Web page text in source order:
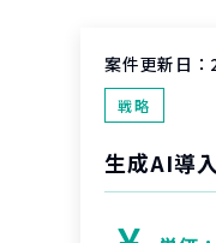
案件更新日：
戦略
生成AI導